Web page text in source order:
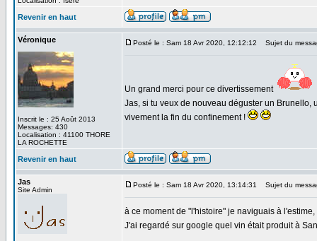
Revenir en haut
Véronique
Inscrit le : 25 Août 2013
Messages: 430
Localisation : 41100 THORE
LA ROCHETTE
Posté le : Sam 18 Avr 2020, 12:12:12 Sujet du
Un grand merci pour ce divertissement
Jas, si tu veux de nouveau déguster un Brunello,
vivement la fin du confinement !
Revenir en haut
Jas
Site Admin
Posté le : Sam 18 Avr 2020, 13:14:31 Sujet du
à ce moment de "l'histoire" je naviguais à
J'ai regardé sur google quel vin était produit à